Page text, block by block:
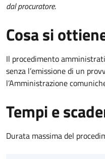
dal procuratore.
Cosa si
Il procedimento
senza l’emissione di un
l’Amministrazione
Tempi e
Durata massima del